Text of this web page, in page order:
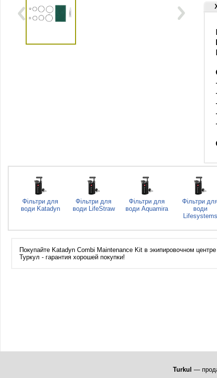
Фільтри для
води Katadyn
Фільтри для
води LifeStraw
Фільтри для
води Aquamira
Фільтри
води
Lifesystems
Покупайте Katadyn Combi Maintenance Kit в экипировочном
Туркул - гарантия хорошей покупки!
Turkul —